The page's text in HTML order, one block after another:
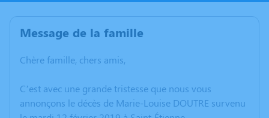
Message de la famille
Chère famille, chers amis,
C’est avec une grande tristesse que nous vous
annonçons le décès de Marie-Louise DOUTRE survenu